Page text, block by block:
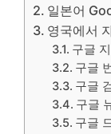
일본어
영국에서
구글
구글
구글
구글
구글